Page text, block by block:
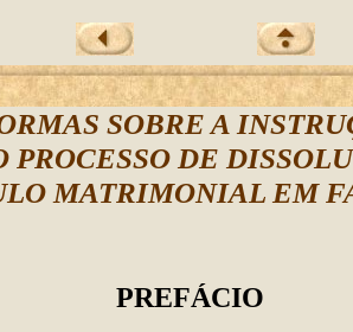
SOBRE A
PROCESSO DE
MATRIMONIAL EM
PREFÁCIO